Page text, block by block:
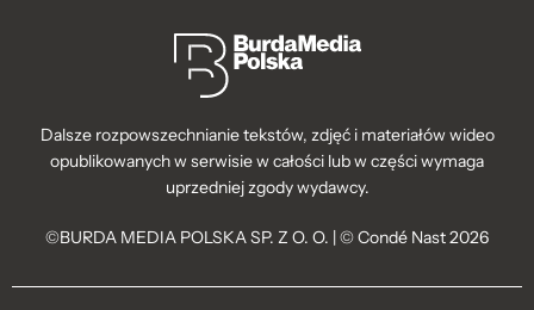
Dalsze rozpowszechnianie tekstów, zdjęć i materiałów wideo
opublikowanych w serwisie w całości lub w części wymaga
uprzedniej zgody wydawcy.
©BURDA MEDIA POLSKA SP. Z O. O. | © Condé Nast 2026